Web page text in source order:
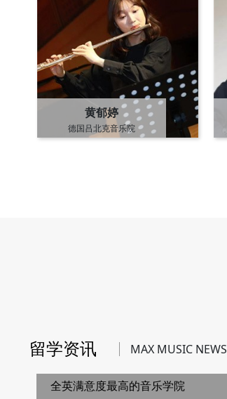
黄郁婷
德国吕北克音乐院
硕士长笛独奏学位
留学资讯 MAX MUSIC NEWS
全英满意度最高的音乐学院